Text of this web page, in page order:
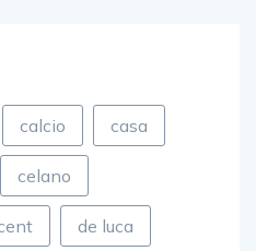
calcio casa
celano
de luca